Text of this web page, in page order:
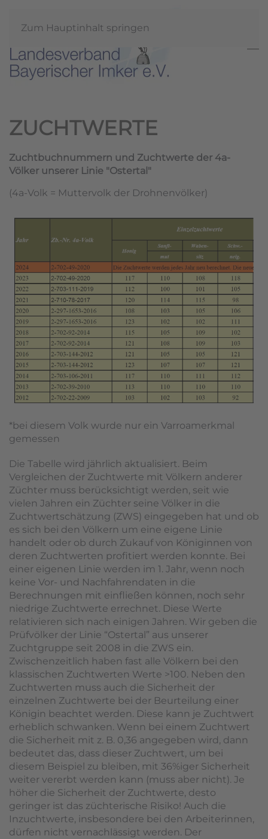
Zum Hauptinhalt springen
ZUCHTWERTE
Zuchtbuchnummern und Zuchtwerte der 4a-
Völker unserer Linie "Ostertal"
(4a-Volk = Muttervolk der Drohnenvölker)
*bei diesem Volk wurde nur ein Varroamerkmal
gemessen
Die Tabelle wird jährlich aktualisiert. Beim
Vergleichen der Zuchtwerte mit Völkern anderer
Züchter muss berücksichtigt werden, seit wie
vielen Jahren ein Züchter seine Völker in die
Zuchtwertschätzung (ZWS) eingegeben hat und ob
es sich bei den Völkern um eine eigene Linie
handelt oder ob durch Zukauf von Königinnen von
deren Zuchtwerten profitiert werden konnte. Bei
einer eigenen Linie werden im 1. Jahr, wenn noch
keine Vor- und Nachfahrendaten in die
Berechnungen mit einfließen können, noch sehr
niedrige Zuchtwerte errechnet. Diese Werte
relativieren sich nach einigen Jahren. Wir geben die
Prüfvölker der Linie “Ostertal” aus unserer
Zuchtgruppe seit 2008 in die ZWS ein.
Zwischenzeitlich haben fast alle Völkern bei den
klassischen Zuchtwerten Werte >100. Neben den
Zuchtwerten muss auch die Sicherheit der
einzelnen Zuchtwerte bei der Beurteilung einer
Königin beachtet werden. Diese kann je Zuchtwert
erheblich schwanken. Wenn bei einem Zuchtwert
die Sicherheit mit z. B. 0,36 angegeben wird, dann
bedeutet das, dass dieser Zuchtwert, um bei
diesem Beispiel zu bleiben, mit 36%iger Sicherheit
weiter vererbt werden kann (muss aber nicht). Je
höher die Sicherheit der Zuchtwerte, desto
geringer ist das züchterische Risiko! Auch die
Inzuchtwerte, insbesondere bei den Arbeiterinnen,
dürfen nicht vernachlässigt werden. Der